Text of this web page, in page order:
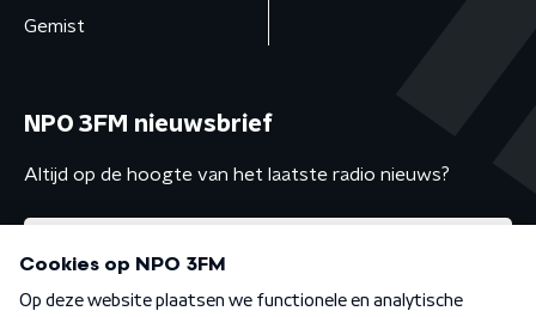
Gemist
NPO 3FM nieuwsbrief
Altijd op de hoogte van het laatste radio nieuws?